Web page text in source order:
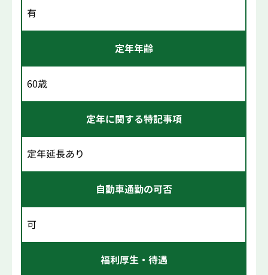
有
定年年齢
60歳
定年に関する特記事項
定年延長あり
自動車通勤の可否
可
福利厚生・待遇